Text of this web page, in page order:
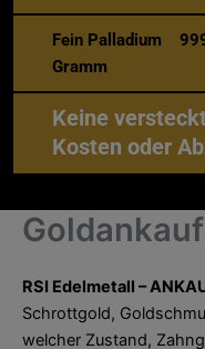
Fein Palladium
Gramm
Keine
Kosten oder
RSI Edelmetall –
Schrottgold,
welcher Zustand,